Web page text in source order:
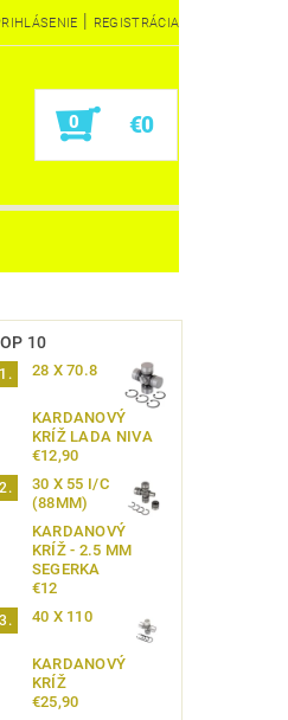
| REGISTRÁCIA
0 €0
10
28 X 70.8
KARDANOVÝ
KRÍŽ LADA NIVA
€12,90
30 X 55 I/C
(88MM)
KARDANOVÝ
KRÍŽ - 2.5 MM
SEGERKA
€12
40 X 110
KARDANOVÝ
KRÍŽ
€25,90